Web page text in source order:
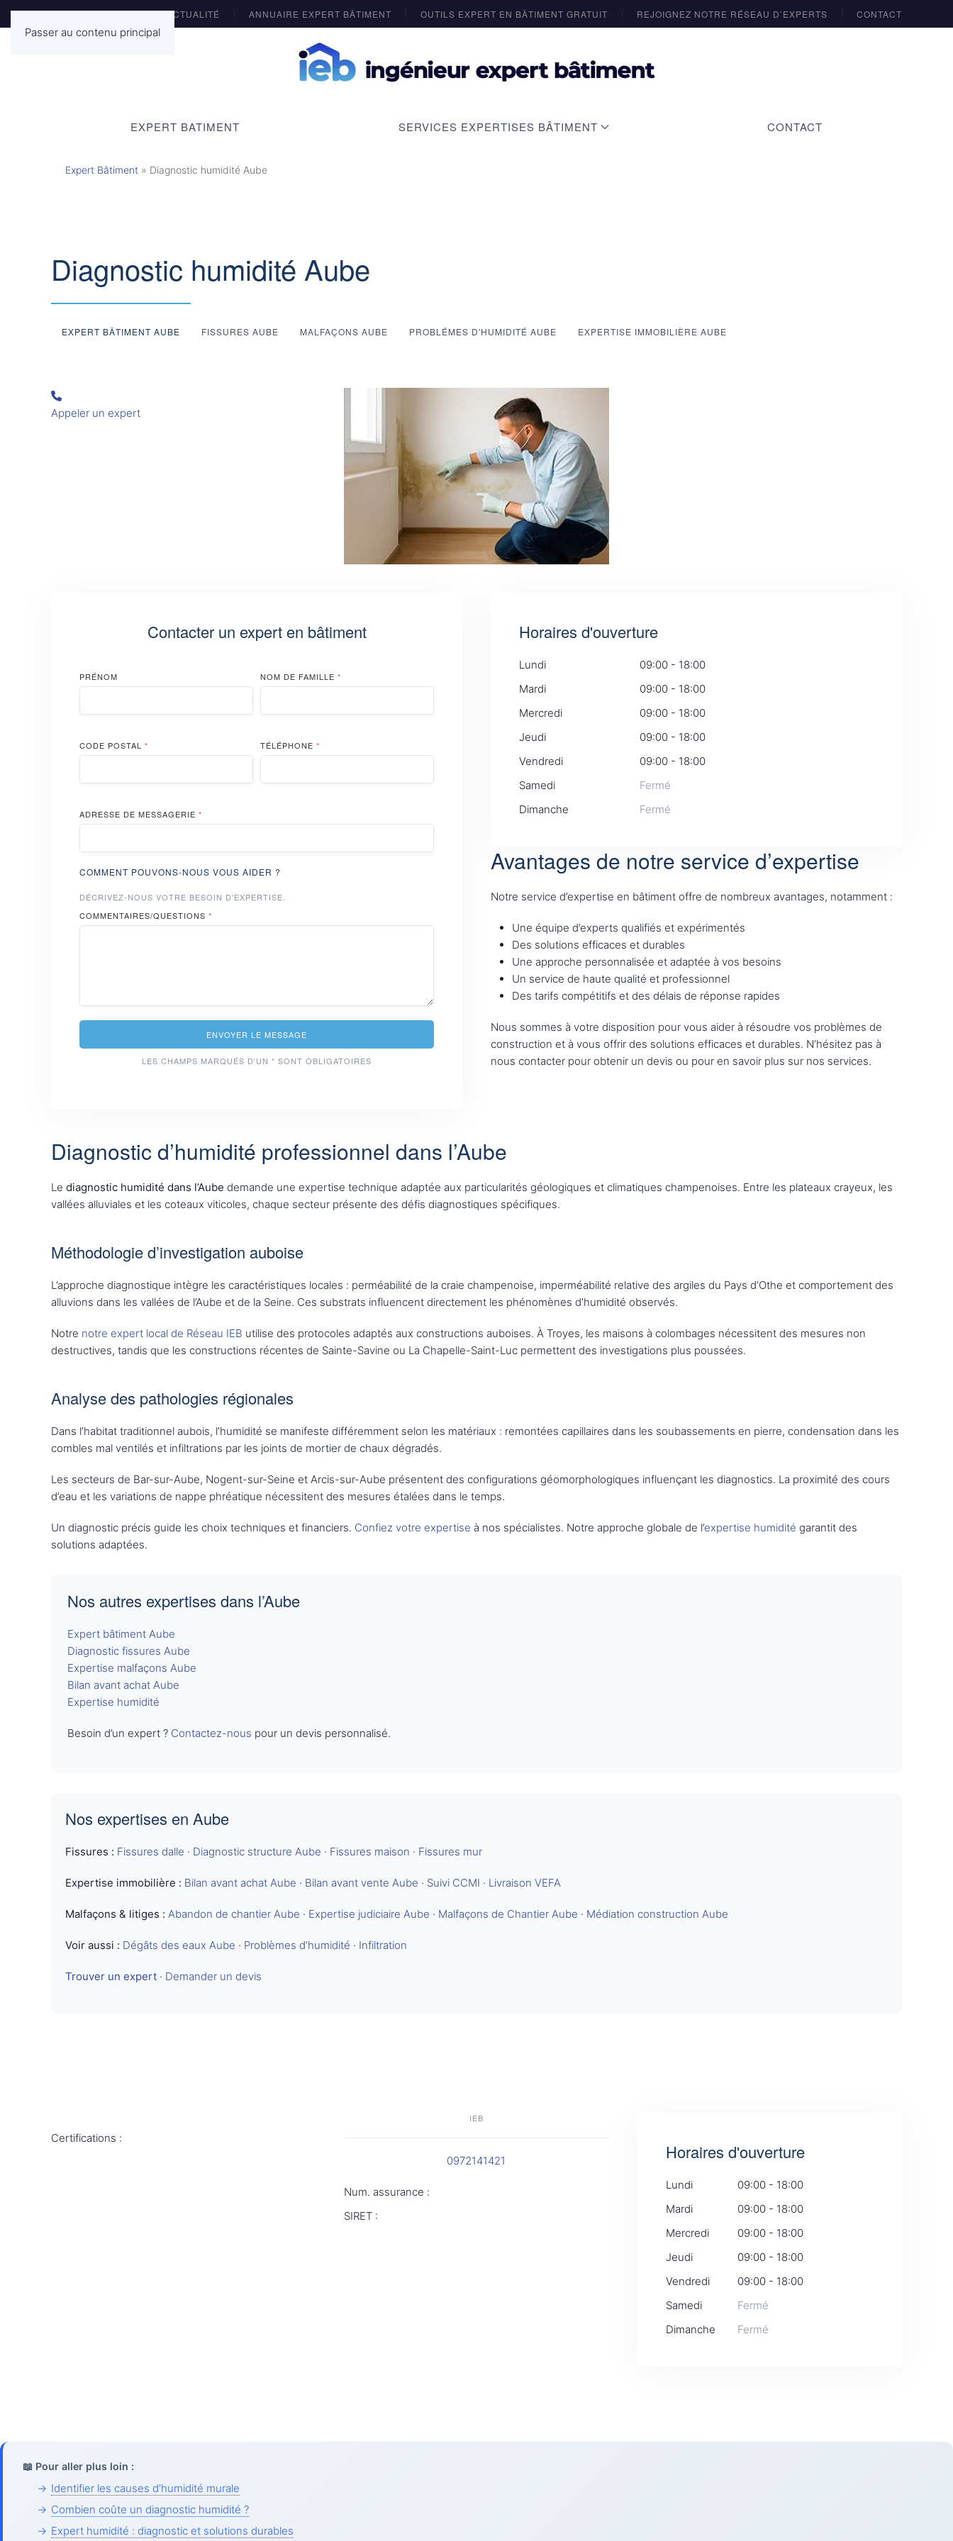
Passer au contenu principal
ACTUALITÉ ANNUAIRE EXPERT BÂTIMENT OUTILS EXPERT EN BÂTIMENT GRATUIT REJOIGNEZ NOTRE RÉSEAU D’EXPERTS CONTACT
EXPERT BATIMENT SERVICES EXPERTISES BÂTIMENT CONTACT
Expert Bâtiment » Diagnostic humidité Aube
Diagnostic humidité Aube
EXPERT BÂTIMENT AUBE FISSURES AUBE MALFAÇONS AUBE PROBLÉMES D'HUMIDITÉ AUBE EXPERTISE IMMOBILIÈRE AUBE
Appeler un expert
Contacter un expert en bâtiment
PRÉNOM NOM DE FAMILLE *
CODE POSTAL * TÉLÉPHONE *
ADRESSE DE MESSAGERIE *
COMMENT POUVONS-NOUS VOUS AIDER ?
DÉCRIVEZ-NOUS VOTRE BESOIN D'EXPERTISE.
COMMENTAIRES/QUESTIONS *
ENVOYER LE MESSAGE
LES CHAMPS MARQUÉS D'UN * SONT OBLIGATOIRES
Horaires d'ouverture
Lundi
09:00 - 18:00
Mardi
09:00 - 18:00
Mercredi
09:00 - 18:00
Jeudi
09:00 - 18:00
Vendredi
09:00 - 18:00
Samedi
Fermé
Dimanche
Fermé
Avantages de notre service d’expertise
Notre service d’expertise en bâtiment offre de nombreux avantages, notamment :
Une équipe d’experts qualifiés et expérimentés
Des solutions efficaces et durables
Une approche personnalisée et adaptée à vos besoins
Un service de haute qualité et professionnel
Des tarifs compétitifs et des délais de réponse rapides
Nous sommes à votre disposition pour vous aider à résoudre vos problèmes de
construction et à vous offrir des solutions efficaces et durables. N’hésitez pas à
nous contacter pour obtenir un devis ou pour en savoir plus sur nos services.
Diagnostic d’humidité professionnel dans l’Aube
Le diagnostic humidité dans l’Aube demande une expertise technique adaptée aux particularités géologiques et climatiques champenoises. Entre les plateaux crayeux, les
vallées alluviales et les coteaux viticoles, chaque secteur présente des défis diagnostiques spécifiques.
Méthodologie d’investigation auboise
L’approche diagnostique intègre les caractéristiques locales : perméabilité de la craie champenoise, imperméabilité relative des argiles du Pays d’Othe et comportement des
alluvions dans les vallées de l’Aube et de la Seine. Ces substrats influencent directement les phénomènes d’humidité observés.
Notre notre expert local de Réseau IEB utilise des protocoles adaptés aux constructions auboises. À Troyes, les maisons à colombages nécessitent des mesures non
destructives, tandis que les constructions récentes de Sainte-Savine ou La Chapelle-Saint-Luc permettent des investigations plus poussées.
Analyse des pathologies régionales
Dans l’habitat traditionnel aubois, l’humidité se manifeste différemment selon les matériaux : remontées capillaires dans les soubassements en pierre, condensation dans les
combles mal ventilés et infiltrations par les joints de mortier de chaux dégradés.
Les secteurs de Bar-sur-Aube, Nogent-sur-Seine et Arcis-sur-Aube présentent des configurations géomorphologiques influençant les diagnostics. La proximité des cours
d’eau et les variations de nappe phréatique nécessitent des mesures étalées dans le temps.
Un diagnostic précis guide les choix techniques et financiers. Confiez votre expertise à nos spécialistes. Notre approche globale de l’expertise humidité garantit des
solutions adaptées.
Nos autres expertises dans l’Aube
Expert bâtiment Aube
Diagnostic fissures Aube
Expertise malfaçons Aube
Bilan avant achat Aube
Expertise humidité
Besoin d’un expert ? Contactez-nous pour un devis personnalisé.
Nos expertises en Aube
Fissures : Fissures dalle · Diagnostic structure Aube · Fissures maison · Fissures mur
Expertise immobilière : Bilan avant achat Aube · Bilan avant vente Aube · Suivi CCMI · Livraison VEFA
Malfaçons & litiges : Abandon de chantier Aube · Expertise judiciaire Aube · Malfaçons de Chantier Aube · Médiation construction Aube
Voir aussi : Dégâts des eaux Aube · Problèmes d’humidité · Infiltration
Trouver un expert · Demander un devis
Certifications :
IEB
0972141421
Num. assurance :
SIRET :
Horaires d'ouverture
Lundi
09:00 - 18:00
Mardi
09:00 - 18:00
Mercredi
09:00 - 18:00
Jeudi
09:00 - 18:00
Vendredi
09:00 - 18:00
Samedi
Fermé
Dimanche
Fermé
📖 Pour aller plus loin :
→ Identifier les causes d'humidité murale
→ Combien coûte un diagnostic humidité ?
→ Expert humidité : diagnostic et solutions durables